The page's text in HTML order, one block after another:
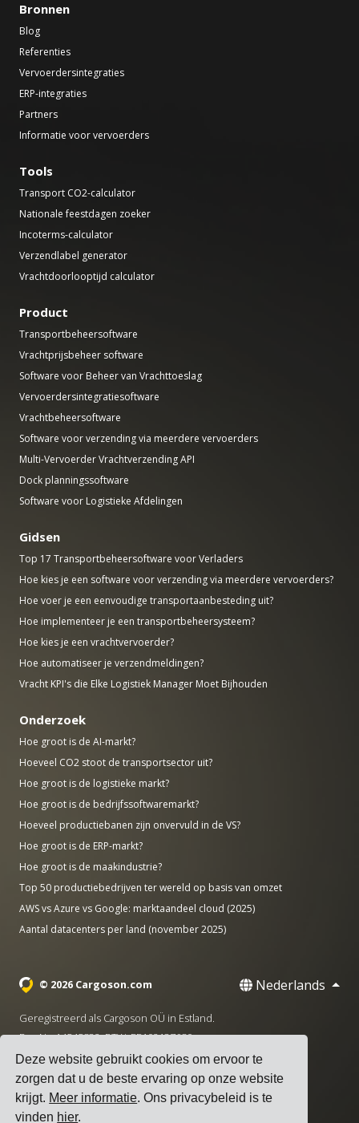
Deze website gebruikt cookies om ervoor te
zorgen dat u de beste ervaring op onze website
krijgt. Meer informatie. Ons privacybeleid is te
vinden hier.
Bronnen
Blog
Referenties
Vervoerdersintegraties
ERP-integraties
Partners
Informatie voor vervoerders
Tools
Transport CO2-calculator
Nationale feestdagen zoeker
Incoterms-calculator
Verzendlabel generator
Vrachtdoorlooptijd calculator
Product
Transportbeheersoftware
Vrachtprijsbeheer software
Software voor Beheer van Vrachttoeslag
Vervoerdersintegratiesoftware
Vrachtbeheersoftware
Software voor verzending via meerdere vervoerders
Multi-Vervoerder Vrachtverzending API
Dock planningssoftware
Software voor Logistieke Afdelingen
Gidsen
Top 17 Transportbeheersoftware voor Verladers
Hoe kies je een software voor verzending via meerdere vervoerders?
Hoe voer je een eenvoudige transportaanbesteding uit?
Hoe implementeer je een transportbeheersysteem?
Hoe kies je een vrachtvervoerder?
Hoe automatiseer je verzendmeldingen?
Vracht KPI's die Elke Logistiek Manager Moet Bijhouden
Onderzoek
Hoe groot is de AI-markt?
Hoeveel CO2 stoot de transportsector uit?
Hoe groot is de logistieke markt?
Hoe groot is de bedrijfssoftwaremarkt?
Hoeveel productiebanen zijn onvervuld in de VS?
Hoe groot is de ERP-markt?
Hoe groot is de maakindustrie?
Top 50 productiebedrijven ter wereld op basis van omzet
AWS vs Azure vs Google: marktaandeel cloud (2025)
Aantal datacenters per land (november 2025)
© 2026 Cargoson.com Nederlands
Geregistreerd als Cargoson OÜ in Estland.
Reg Nr: 14545832. BTW: EE102137680.
Hoofdkantoor: Pärnu mnt. 141, 11314 Tallinn, Estland
+372 5555 0028 · hello@cargoson.com